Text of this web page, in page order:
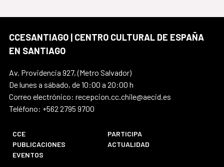
CCESANTIAGO | CENTRO CULTURAL DE ESPAÑA
EN SANTIAGO
Av. Providencia 927, (Metro Salvador)
De lunes a sábado, de 10:00 a 20:00 h
Correo electrónico: recepcion.cc.chile@aecid.es
Teléfono: +562 2795 9700
CCE
PARTICIPA
PUBLICACIONES
ACTUALIDAD
EVENTOS